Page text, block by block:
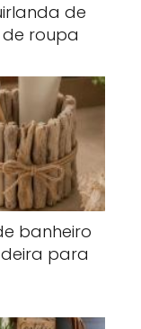
de
roupa
banheiro
para